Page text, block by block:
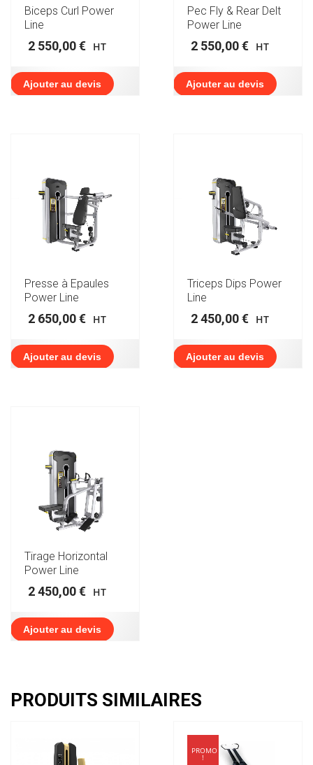
Biceps Curl Power
Line
2 550,00€ HT
Ajouter au devis
Pec Fly & Rear Delt
Power Line
2 550,00€ HT
Ajouter au devis
Presse à Epaules
Power Line
2 650,00€ HT
Ajouter au devis
Triceps Dips Power
Line
2 450,00€ HT
Ajouter au devis
Tirage Horizontal
Power Line
2 450,00€ HT
Ajouter au devis
PRODUITS SIMILAIRES
PROMO
!